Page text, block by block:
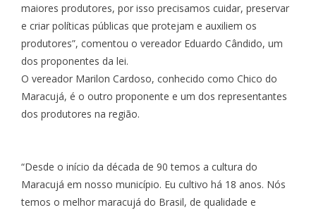
maiores produtores, por isso precisamos cuidar, preservar
e criar políticas públicas que protejam e auxiliem os
produtores”, comentou o vereador Eduardo Cândido, um
dos proponentes da lei.
O vereador Marilon Cardoso, conhecido como Chico do
Maracujá, é o outro proponente e um dos representantes
dos produtores na região.
“Desde o início da década de 90 temos a cultura do
Maracujá em nosso município. Eu cultivo há 18 anos. Nós
temos o melhor maracujá do Brasil, de qualidade e